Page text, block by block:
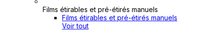
Films étirables et pré-étirés manuels
Films étirables et pré-étirés manuels
Voir tout